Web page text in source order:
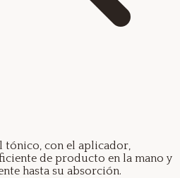
tónico, con el aplicador,
de producto en la mano y
hasta su absorción.